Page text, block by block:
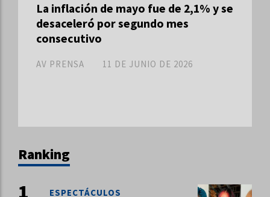
La inflación de mayo fue de 2,1% y se
desaceleró por segundo mes
consecutivo
AV PRENSA 11 DE JUNIO DE 2026
Ranking
ESPECTÁCULOS